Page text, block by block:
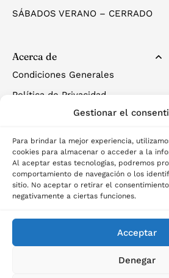
Gestionar el
Para brindar la mejor experiencia,
cookies para almacenar o acceder a la
Al aceptar estas tecnologías, podremos
comportamiento de navegación o los
sitio. No aceptar o retirar el
negativamente a ciertas funciones.
Acceptar
Denegar
SÁBADOS VERANO – CERRADO
Acerca de
Condiciones Generales
Política de Privacidad
Política de Cookies
©2025 Palau del